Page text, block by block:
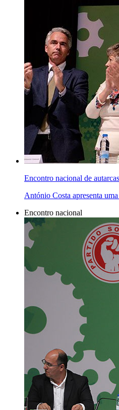
Encontro nacional de autarcas
António Costa apresenta
Encontro nacional